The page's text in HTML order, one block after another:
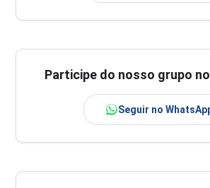
Participe do nosso grupo
Seguir no